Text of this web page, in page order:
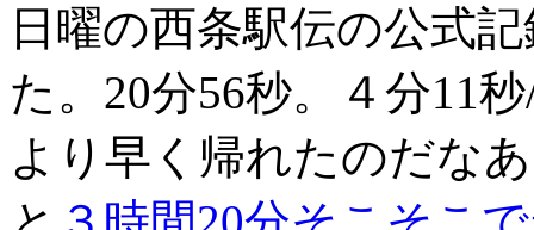
日曜の西条駅伝の公式
た。20分56秒。４分11
より早く帰れたのだな